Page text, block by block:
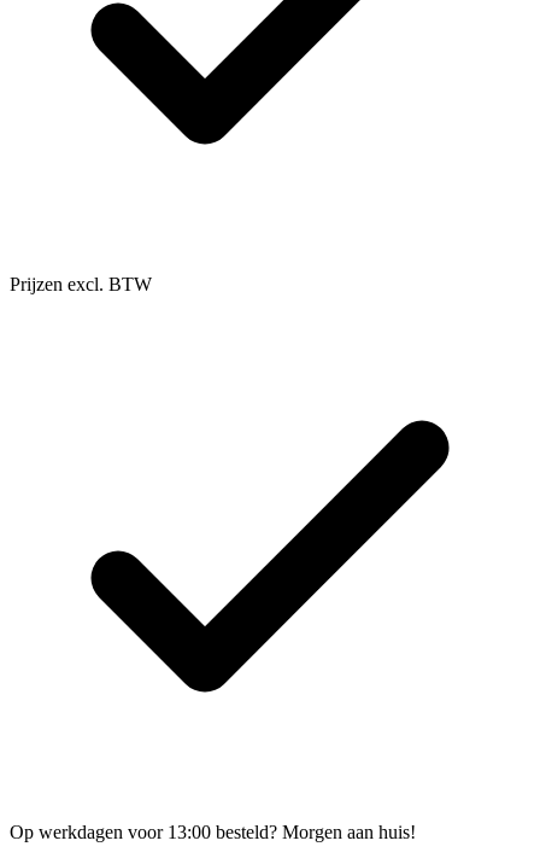
Prijzen excl. BTW
Op werkdagen voor 13:00 besteld? Morgen aan huis!